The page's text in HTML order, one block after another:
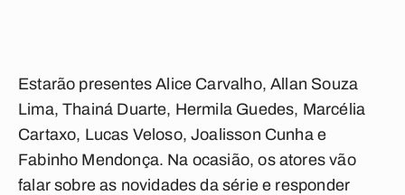
Estarão presentes Alice Carvalho, Allan Souza
Lima, Thainá Duarte, Hermila Guedes, Marcélia
Cartaxo, Lucas Veloso, Joalisson Cunha e
Fabinho Mendonça. Na ocasião, os atores vão
falar sobre as novidades da série e responder